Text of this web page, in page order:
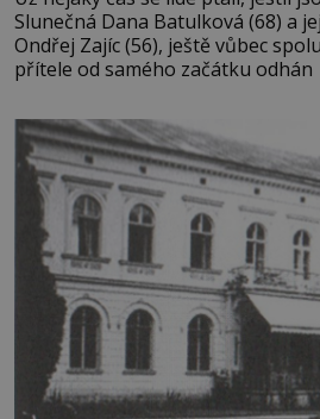
Slunečná Dana Batulková (68) a
Ondřej Zajíc (56), ještě vůbec spolu. Herečka od
přítele od samého začátku odhán